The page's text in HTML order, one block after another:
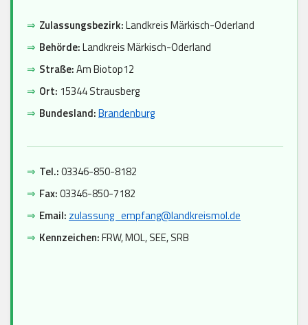
⇒ Zulassungsbezirk:Landkreis Märkisch-Oderland
⇒ Behörde:Landkreis Märkisch-Oderland
⇒ Straße:Am Biotop12
⇒ Ort: 15344 Strausberg
⇒ Bundesland:Brandenburg
⇒ Tel.:03346-850-8182
⇒ Fax:03346-850-7182
⇒ Email: zulassung_empfang@landkreismol.de
⇒ Kennzeichen:FRW, MOL, SEE, SRB